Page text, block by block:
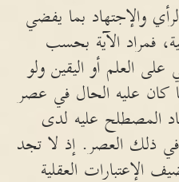
والإجتهاد بما يفضي
فمراد الآية بحسب
العلم أو اليقين ولو
كان عليه الحال في عصر
المصطلح عليه لدى
في ذلك العصر. إذ لا تجد
العقلية